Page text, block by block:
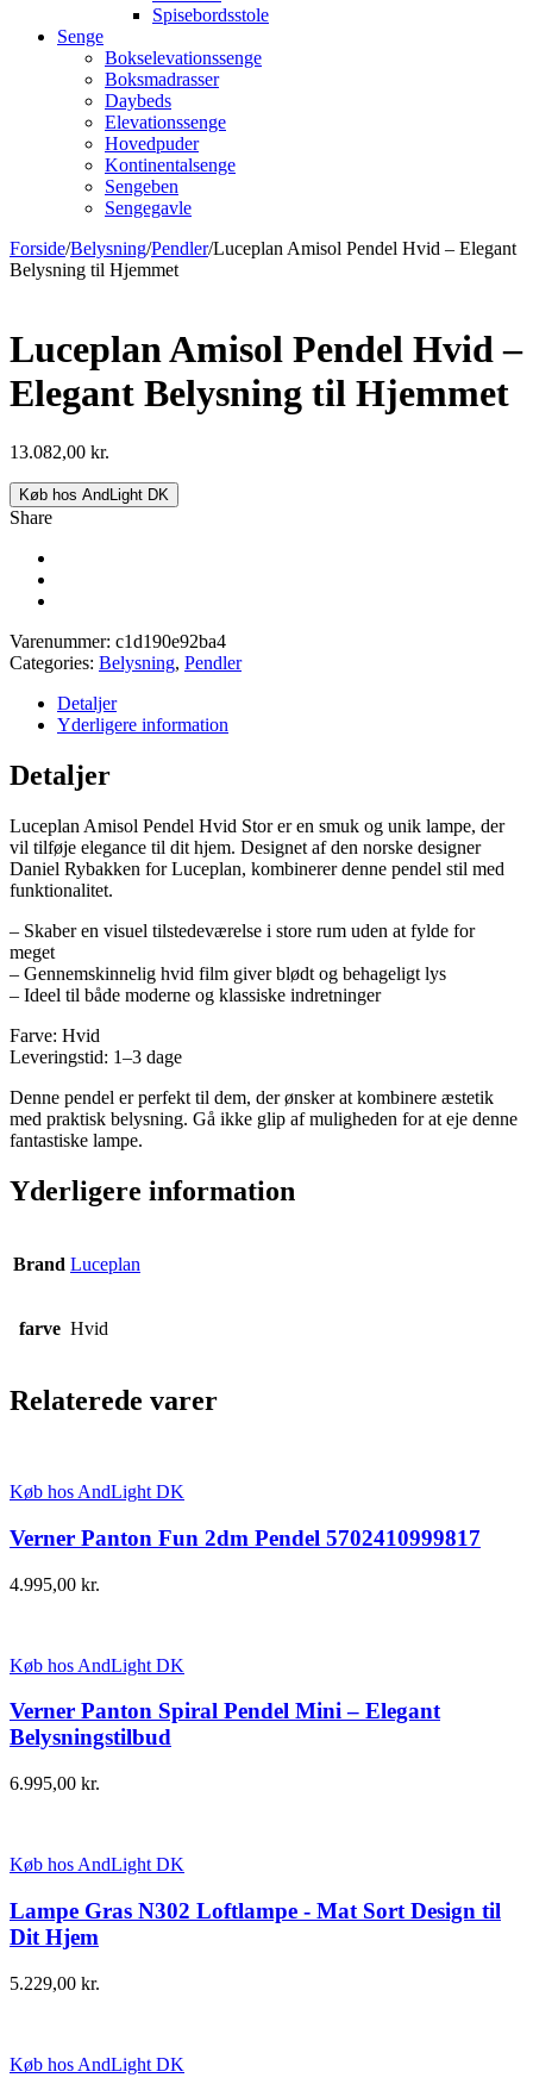
Spisebordsstole
Senge
Bokselevationssenge
Boksmadrasser
Daybeds
Elevationssenge
Hovedpuder
Kontinentalsenge
Sengeben
Sengegavle
Forside/Belysning/Pendler/Luceplan Amisol Pendel Hvid – Elegant
Belysning til Hjemmet
Luceplan Amisol Pendel Hvid –
Elegant Belysning til Hjemmet
13.082,00 kr.
Køb hos AndLight DK
Share
Varenummer: c1d190e92ba4
Categories: Belysning, Pendler
Detaljer
Yderligere information
Detaljer
Luceplan Amisol Pendel Hvid Stor er en smuk og unik lampe, der
vil tilføje elegance til dit hjem. Designet af den norske designer
Daniel Rybakken for Luceplan, kombinerer denne pendel stil med
funktionalitet.
– Skaber en visuel tilstedeværelse i store rum uden at fylde for
meget
– Gennemskinnelig hvid film giver blødt og behageligt lys
– Ideel til både moderne og klassiske indretninger
Farve: Hvid
Leveringstid: 1–3 dage
Denne pendel er perfekt til dem, der ønsker at kombinere æstetik
med praktisk belysning. Gå ikke glip af muligheden for at eje denne
fantastiske lampe.
Yderligere information
Brand Luceplan
farve Hvid
Relaterede varer
Køb hos AndLight DK
Verner Panton Fun 2dm Pendel 5702410999817
4.995,00 kr.
Køb hos AndLight DK
Verner Panton Spiral Pendel Mini – Elegant
Belysningstilbud
6.995,00 kr.
Køb hos AndLight DK
Lampe Gras N302 Loftlampe - Mat Sort Design til
Dit Hjem
5.229,00 kr.
Køb hos AndLight DK